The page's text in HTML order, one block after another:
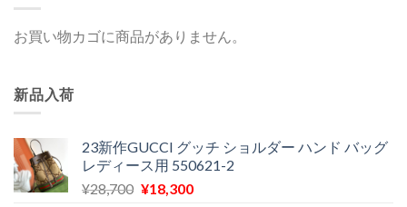
お買い物カゴに商品がありません。
新品入荷
23新作GUCCI グッチ ショルダー ハンド バッグ
レディース用 550621-2
¥28,700 元
¥18,300現